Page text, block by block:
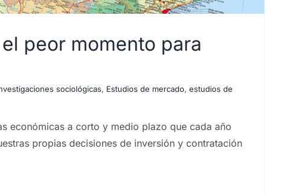
peor momento para
sociológicas, Estudios de mercado, estudios de
económicas a corto y medio plazo que cada año
propias decisiones de inversión y contratación